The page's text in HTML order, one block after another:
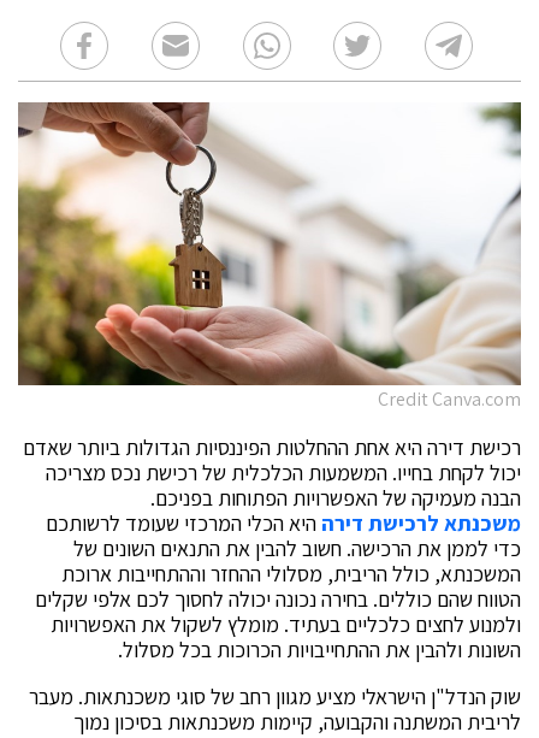
Credit Canva.com
רכישת דירה היא אחת ההחלטות הפיננסיות הגדולות ביותר שאדם
יכול לקחת בחייו. המשמעות הכלכלית של רכישת נכס מצריכה
הבנה מעמיקה של האפשרויות הפתוחות בפניכם.
משכנתא לרכישת דירה היא הכלי המרכזי שעומד לרשותכם
כדי לממן את הרכישה. חשוב להבין את התנאים השונים של
המשכנתא, כולל הריבית, מסלולי ההחזר וההתחייבות ארוכת
הטווח שהם כוללים. בחירה נכונה יכולה לחסוך לכם אלפי שקלים
ולמנוע לחצים כלכליים בעתיד. מומלץ לשקול את האפשרויות
השונות ולהבין את ההתחייבויות הכרוכות בכל מסלול.
שוק הנדל"ן הישראלי מציע מגוון רחב של סוגי משכנתאות. מעבר
לריבית המשתנה והקבועה, קיימות משכנתאות בסיכון נמוך